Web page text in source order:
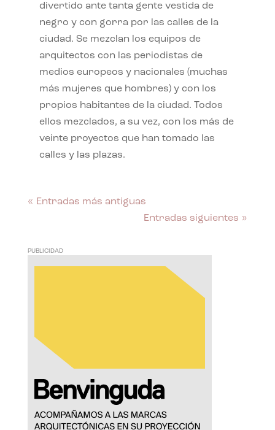
divertido ante tanta gente vestida de
negro y con gorra por las calles de la
ciudad. Se mezclan los equipos de
arquitectos con las periodistas de
medios europeos y nacionales (muchas
más mujeres que hombres) y con los
propios habitantes de la ciudad. Todos
ellos mezclados, a su vez, con los más de
veinte proyectos que han tomado las
calles y las plazas.
« Entradas más antiguas
Entradas siguientes »
PUBLICIDAD